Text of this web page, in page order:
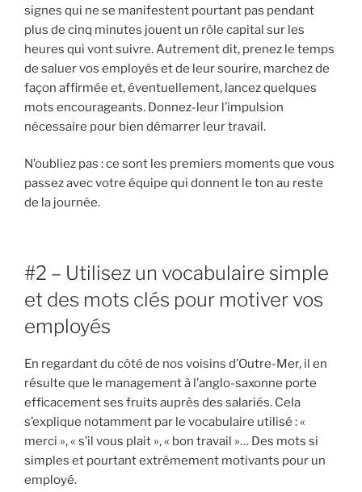
signes qui ne se manifestent pourtant pas pendant
plus de cinq minutes jouent un rôle capital sur les
heures qui vont suivre. Autrement dit, prenez le temps
de saluer vos employés et de leur sourire, marchez de
façon affirmée et, éventuellement, lancez quelques
mots encourageants. Donnez-leur l’impulsion
nécessaire pour bien démarrer leur travail.
N’oubliez pas : ce sont les premiers moments que vous
passez avec votre équipe qui donnent le ton au reste
de la journée.
#2 – Utilisez un vocabulaire simple
et des mots clés pour motiver vos
employés
En regardant du côté de nos voisins d’Outre-Mer, il en
résulte que le management à l’anglo-saxonne porte
efficacement ses fruits auprès des salariés. Cela
s’explique notamment par le vocabulaire utilisé : «
merci », « s’il vous plait », « bon travail »… Des mots si
simples et pourtant extrêmement motivants pour un
employé.